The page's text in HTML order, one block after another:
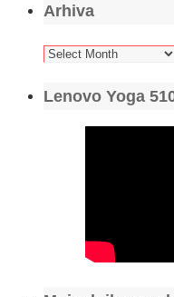
Arhiva
Arhiva
Lenovo Yoga